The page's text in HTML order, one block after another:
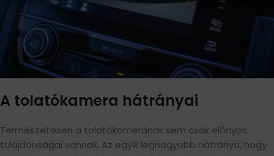
A tolatókamera hátrányai
Természetesen a tolatókamerának sem csak előnyös
tulajdonságai vannak. Az egyik legnagyobb hátránya, hogy